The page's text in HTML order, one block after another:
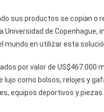
sus productos se copian o
de Copenhague,
mundo en utilizar esta
por valor de US$467.000
como bolsos, relojes y
equipos deportivos y